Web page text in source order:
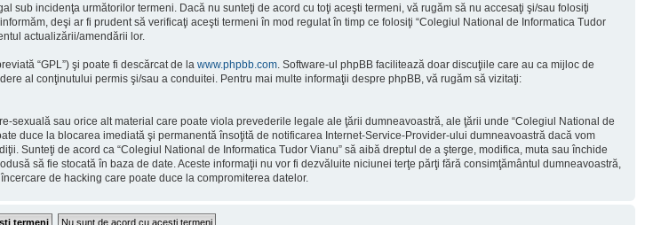
sub incidenţa următorilor termeni. Dacă nu sunteţi de acord cu toţi aceşti termeni, vă rugăm să nu accesaţi şi/sau folosiţi
deşi ar fi prudent să verificaţi aceşti termeni în mod regulat în timp ce folosiţi “Colegiul National de Informatica Tudor
actualizării/amendării lor.
“GPL”) şi poate fi descărcat de la www.phpbb.com . Software-ul phpBB facilitează doar discuţiile care au ca mijloc de
al conţinutului permis şi/sau a conduitei. Pentru mai multe informaţii despre phpBB, vă rugăm să vizitaţi:
sau orice alt material care poate viola prevederile legale ale ţării dumneavoastră, ale ţării unde “Colegiul National de
duce la blocarea imediată şi permanentă însoţită de notificarea Internet-Service-Provider-ului dumneavoastră dacă vom
Sunteţi de acord ca “Colegiul National de Informatica Tudor Vianu” să aibă dreptul de a şterge, modifica, muta sau închide
să fie stocată în baza de date. Aceste informaţii nu vor fi dezvăluite niciunei terţe părţi fără consimţământul dumneavoastră,
de hacking care poate duce la compromiterea datelor.